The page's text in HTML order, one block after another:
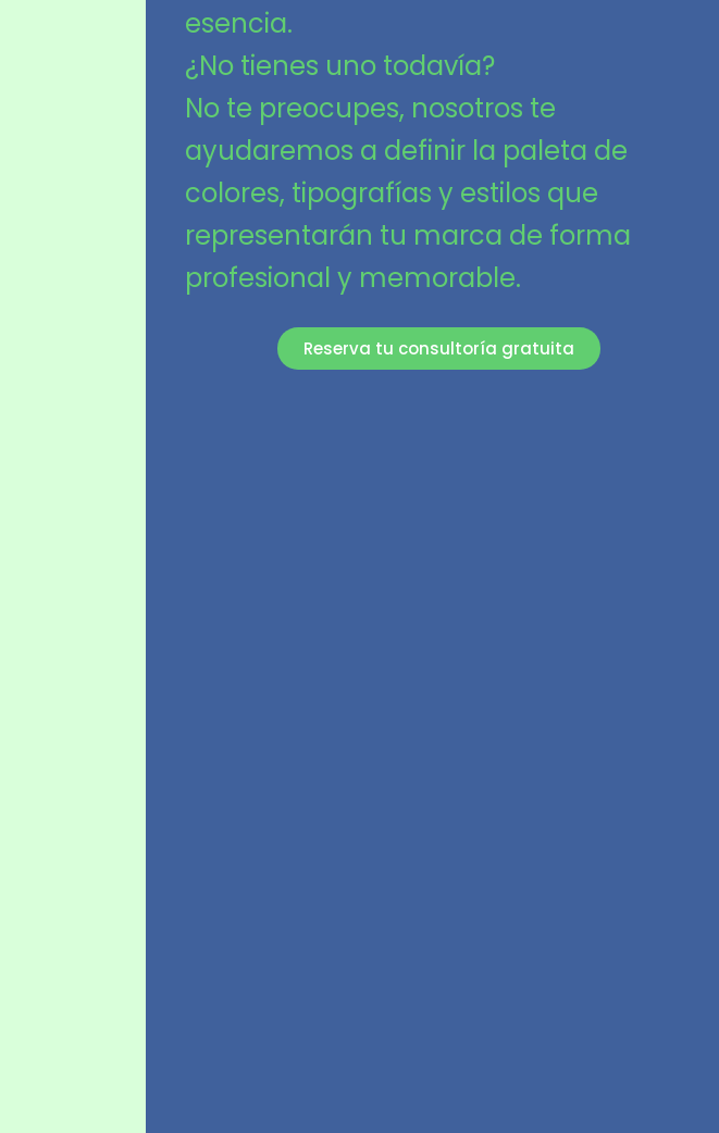
esencia.
¿No tienes uno todavía?
No te preocupes, nosotros te
ayudaremos a definir la paleta de
colores, tipografías y estilos que
representarán tu marca de forma
profesional y memorable.
Reserva tu consultoría gratuita